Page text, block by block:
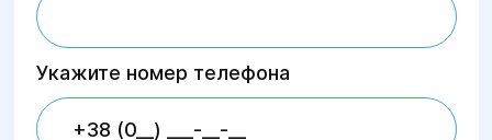
Укажите номер телефона